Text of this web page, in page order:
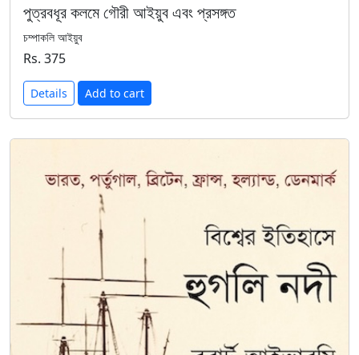
পুত্রবধূর কলমে গৌরী আইয়ুব এবং প্রসঙ্গত
চম্পাকলি আইয়ুব
Rs. 375
Details Add to cart